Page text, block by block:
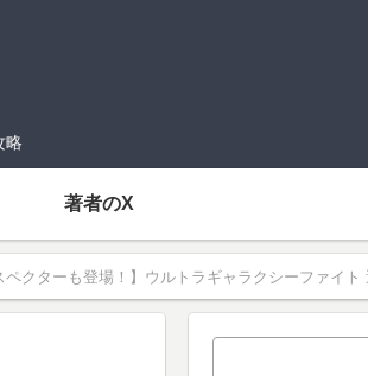
略
著者のX
クターも登場！】ウルトラギャラクシーファイト